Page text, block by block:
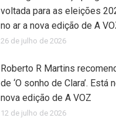
voltada para as eleições
no ar a nova edição de A
26 de julho de 2026
Roberto R Martins
de ‘O sonho de Clara’. Está
nova edição de A VOZ
12 de julho de 2026